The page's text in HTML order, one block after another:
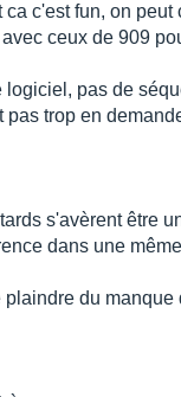
ca c'est fun, on peut
ceux de 909
logiciel, pas de
pas trop en
s'avèrent être
dans une
plaindre du manque